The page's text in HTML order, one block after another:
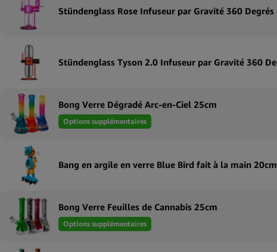
Bong Verre Dégradé Arc-en-Ciel 25cm
Options supplémentaires
Bang en argile en verre Blue Bird fait à la main 20cm
Bong Verre Feuilles de Cannabis 25cm
Options supplémentaires